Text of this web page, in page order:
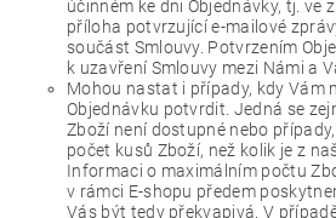
účinném ke dni Objednávky, tj. ve
příloha potvrzující e-mailové
součást Smlouvy. Potvrzením
k uzavření Smlouvy mezi Námi a
Mohou nastat i případy, kdy Vám
Objednávku potvrdit. Jedná se
Zboží není dostupné nebo
počet kusů Zboží, než kolik je z
Informaci o maximálním počtu
v rámci E-shopu předem
Vás být tedy překvapivá. V